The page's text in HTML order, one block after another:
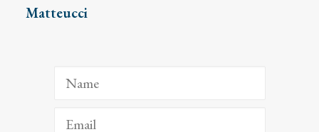
Matteucci